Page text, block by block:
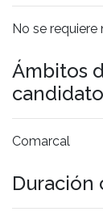
No se
Ámbitos
Comarcal
Duración